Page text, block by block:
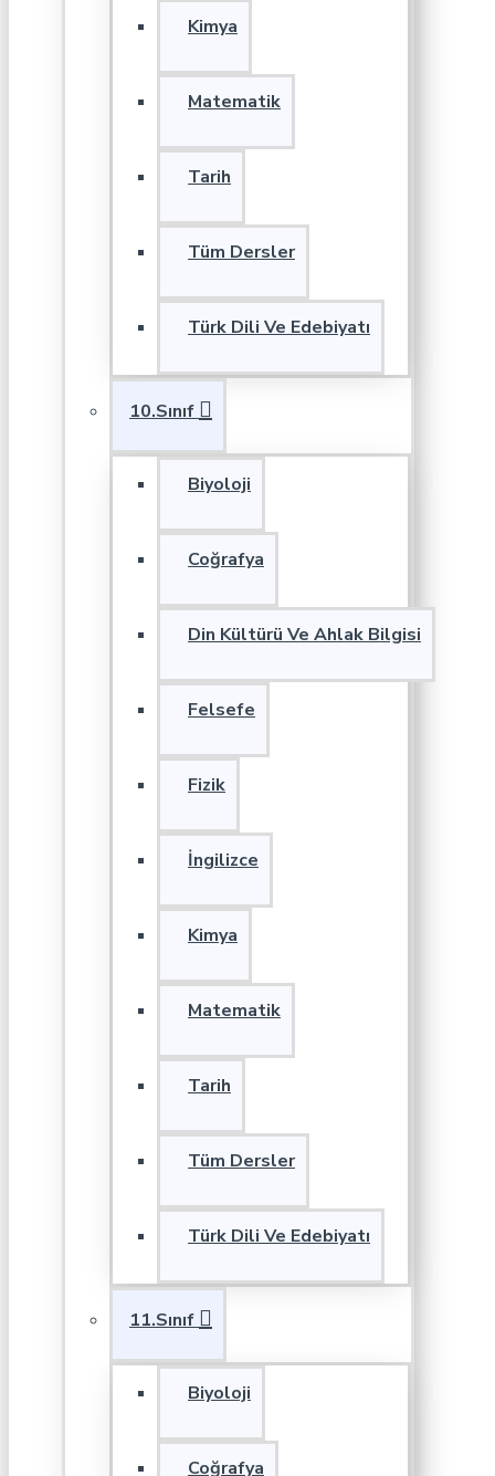
Kimya
Matematik
Tarih
Tüm Dersler
Türk Dili Ve Edebiyatı
10.Sınıf
Biyoloji
Coğrafya
Din Kültürü Ve Ahlak Bilgisi
Felsefe
Fizik
İngilizce
Kimya
Matematik
Tarih
Tüm Dersler
Türk Dili Ve Edebiyatı
11.Sınıf
Biyoloji
Coğrafya